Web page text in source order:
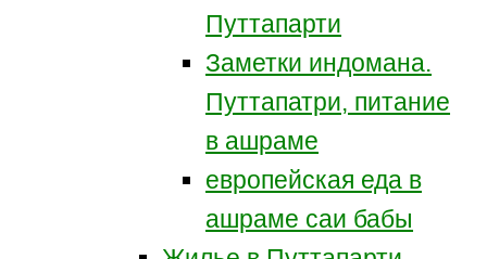
Путтапарти
Заметки индомана.
Путтапатри, питание
в ашраме
европейская еда в
ашраме саи бабы